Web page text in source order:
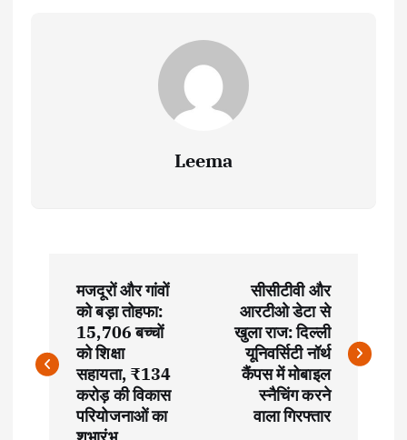
Leema
s
मजदूरों और गांवों
को बड़ा तोहफा:
15,706 बच्चों
को शिक्षा
सहायता, ₹134
करोड़ की विकास
परियोजनाओं का
सीसीटीवी और
आरटीओ डेटा से
खुला राज: दिल्ली
यूनिवर्सिटी नॉर्थ
कैंपस में मोबाइल
स्नैचिंग करने
वाला गिरफ्तार